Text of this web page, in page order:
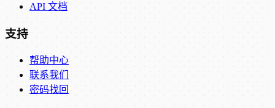
API 文档
支持
帮助中心
联系我们
密码找回